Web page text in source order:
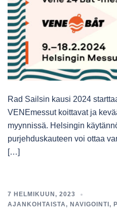
Rad Sailsin kausi 2024
VENEmessut koittavat ja
myynnissä. Helsingin
purjehduskauteen voi ottaa
[…]
7 HELMIKUUN, 2023
AJANKOHTAISTA, NAVIGOINTI ,